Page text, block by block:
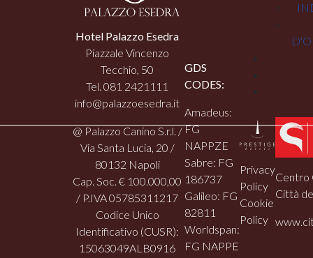
Hotel Palazzo Esedra
Piazzale Vincenzo
Tecchio, 50
Tel. 081 2421111
info@palazzoesedra.it
@ Palazzo Canino S.r.l. /
Via Santa Lucia, 20 /
80132 Napoli
Cap. Soc. € 100.000,00
/ P.IVA 05785311217
Codice Unico
Identificativo (CUSR):
15063049ALB0916
GDS
CODES:
Amadeus:
FG
NAPPZE
Sabre: FG
186737
Galileo: FG
82811
Worldspan:
FG NAPPE
Privacy
Policy
Cookie
Policy
Centro
Città